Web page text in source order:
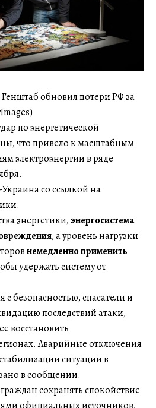
обновил потери РФ за
по энергетической
что привело к масштабным
электроэнергии в ряде
со ссылкой на
энергетики, энергосистема
, а уровень нагрузки
немедленно применить
удержать систему от
с безопасностью, спасатели и
последствий атаки,
восстановить
Аварийные отключения
ситуации в
в сообщении.
сохранять спокойствие
официальных источников,